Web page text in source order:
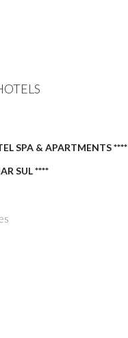
SPA & APARTMENTS ****
SUL ****